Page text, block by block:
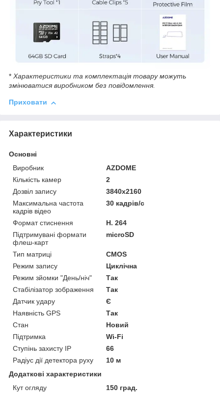
* Характеристики та комплектація товару можуть
змінюватися виробником без повідомлення.
Приховати
Характеристики
Основні
Виробник
AZDOME
Кількість камер
2
Дозвіл запису
3840х2160
Максимальна частота
кадрів відео
30 кадрів/с
Формат стиснення
H. 264
Підтримувані формати
флеш-карт
microSD
Тип матриці
CMOS
Режим запису
Циклічна
Режим зйомки "День/ніч"
Так
Стабілізатор зображення
Так
Датчик удару
Є
Наявність GPS
Так
Стан
Новий
Підтримка
Wi-Fi
Ступінь захисту IP
66
Радіус дії детектора руху
10 м
Додаткові характеристики
Кут огляду
150 град.